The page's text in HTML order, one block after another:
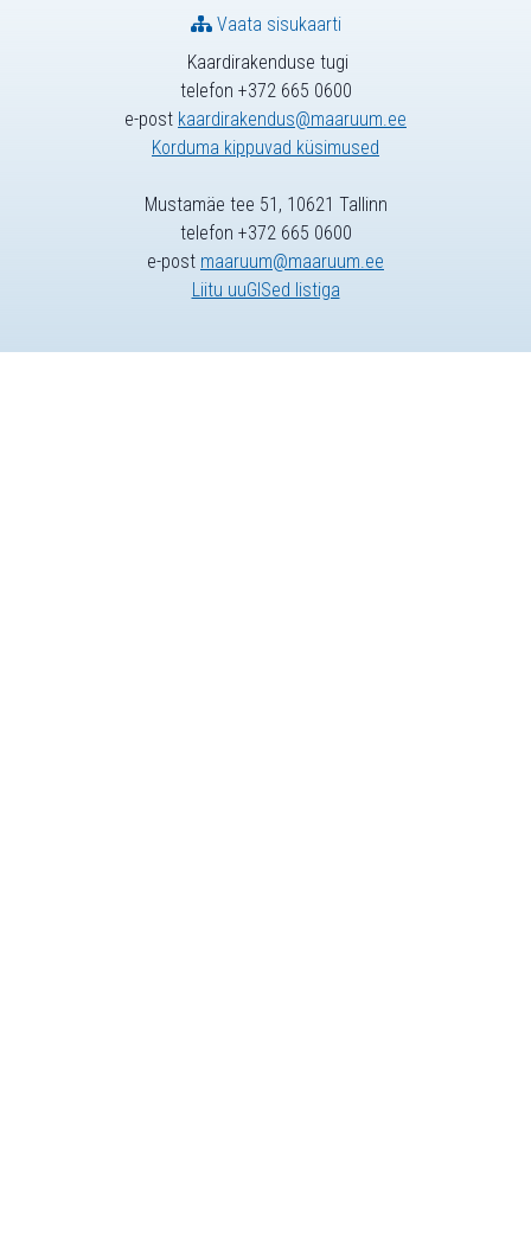
Kaardirakenduse tugi
telefon +372 665 0600
e-post kaardirakendus@maaruum.ee
Korduma kippuvad küsimused
Vaata sisukaarti
Mustamäe tee 51, 10621 Tallinn
telefon +372 665 0600
e-post maaruum@maaruum.ee
Liitu uuGISed listiga